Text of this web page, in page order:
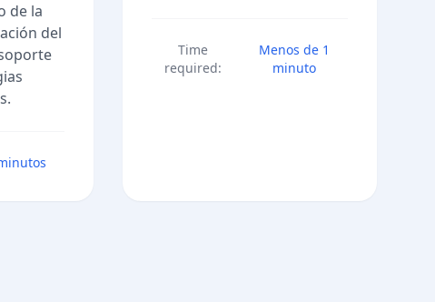
de la
del
Time
required:
Menos de 1
minuto